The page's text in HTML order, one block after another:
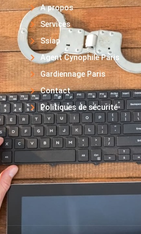
A propos
Services
Ssiap
Agent Cynophile Paris
Gardiennage Paris
Contact
Politiques de sécurité